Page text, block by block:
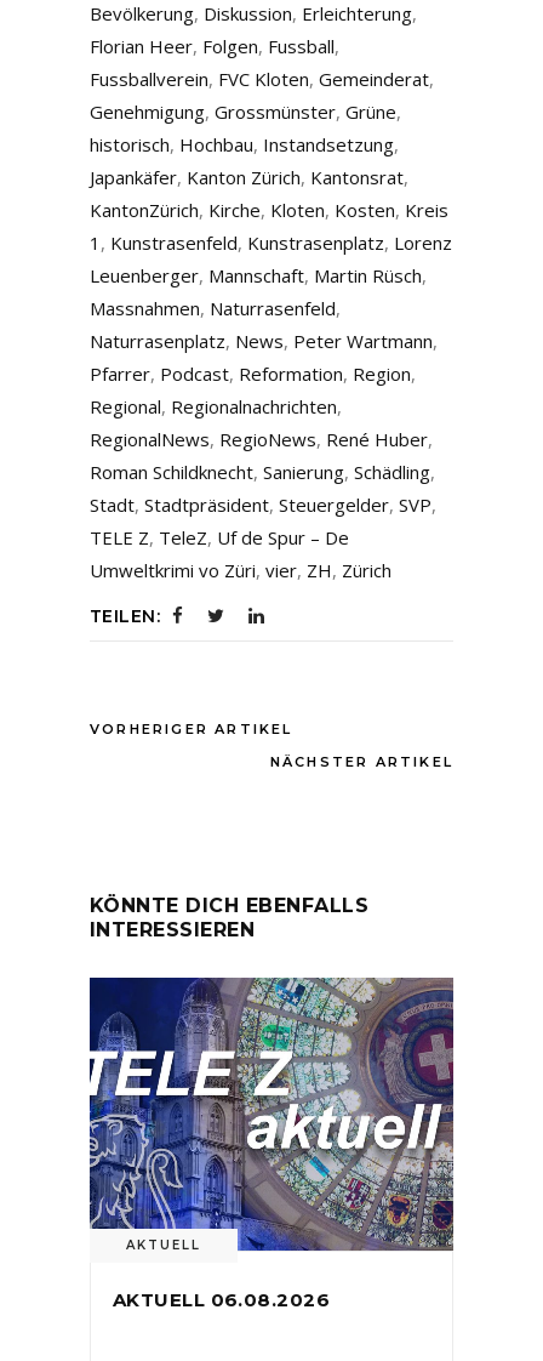
Bevölkerung, Diskussion, Erleichterung,
Florian Heer, Folgen, Fussball,
Fussballverein, FVC Kloten, Gemeinderat,
Genehmigung, Grossmünster, Grüne,
historisch, Hochbau, Instandsetzung,
Japankäfer, Kanton Zürich, Kantonsrat,
KantonZürich, Kirche, Kloten, Kosten, Kreis
1 , Kunstrasenfeld, Kunstrasenplatz, Lorenz
Leuenberger, Mannschaft, Martin Rüsch,
Massnahmen, Naturrasenfeld,
Naturrasenplatz, News, Peter Wartmann,
Pfarrer, Podcast, Reformation, Region,
Regional, Regionalnachrichten,
RegionalNews, RegioNews, René Huber,
Roman Schildknecht, Sanierung, Schädling,
Stadt, Stadtpräsident, Steuergelder, SVP,
TELE Z, TeleZ, Uf de Spur – De
Umweltkrimi vo Züri, vier, ZH, Zürich
TEILEN:
VORHERIGER ARTIKEL
NÄCHSTER ARTIKEL
KÖNNTE DICH EBENFALLS
INTERESSIEREN
AKTUELL
AKTUELL 06.08.2026